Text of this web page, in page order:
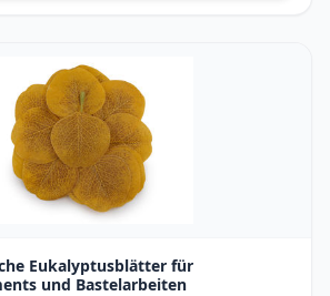
Eukalyptusblätter für
und Bastelarbeiten